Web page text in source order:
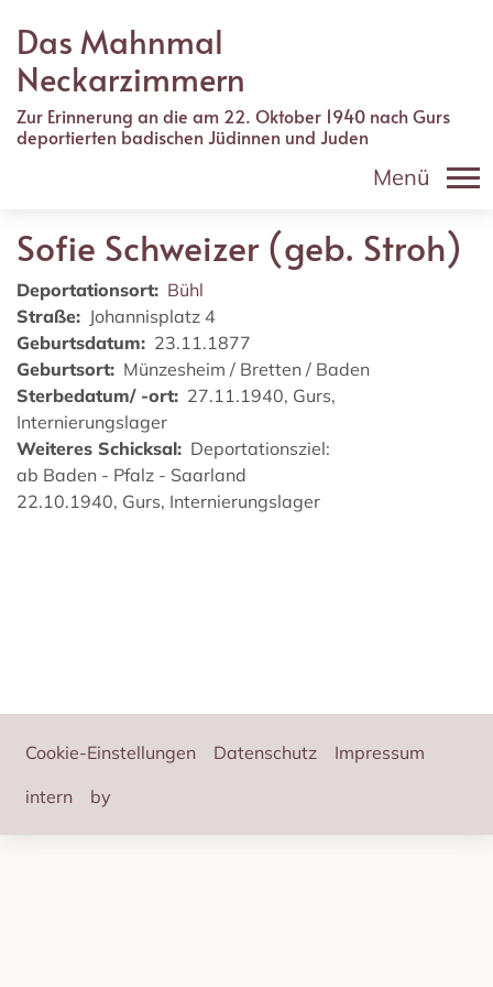
zum
Inhalt
Das Mahnmal
Neckarzimmern
Zur Erinnerung an die am 22. Oktober 1940 nach Gurs
deportierten badischen Jüdinnen und Juden
Menü
Sofie Schweizer (geb. Stroh)
Deportationsort
Bühl
Straße
Johannisplatz 4
Geburtsdatum
23.11.1877
Geburtsort
Münzesheim / Bretten / Baden
Sterbedatum/ -ort
27.11.1940, Gurs,
Internierungslager
Weiteres Schicksal
Deportationsziel:
ab Baden - Pfalz - Saarland
22.10.1940, Gurs, Internierungslager
Footer
Cookie-Einstellungen Datenschutz
Impressum
intern
by